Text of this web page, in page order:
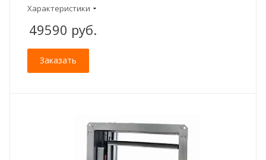
Характеристики
49590 руб.
Заказать